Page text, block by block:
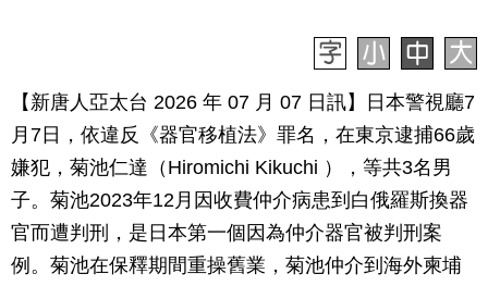
【新唐人亞太台 2026 年 07 月 07 日訊】日本警視廳7
月7日，依違反《器官移植法》罪名，在東京逮捕66歲
嫌犯，菊池仁達（Hiromichi Kikuchi ），等共3名男
子。菊池2023年12月因收費仲介病患到白俄羅斯換器
官而遭判刑，是日本第一個因為仲介器官被判刑案
例。菊池在保釋期間重操舊業，菊池仲介到海外柬埔